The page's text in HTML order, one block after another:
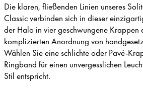
Die klaren, fließenden Linien unseres
Classic verbinden sich in dieser
der Halo in vier geschwungene Krappen
komplizierten Anordnung von
Wählen Sie eine schlichte oder Pavé-
Ringband für einen unvergesslichen
Stil entspricht.